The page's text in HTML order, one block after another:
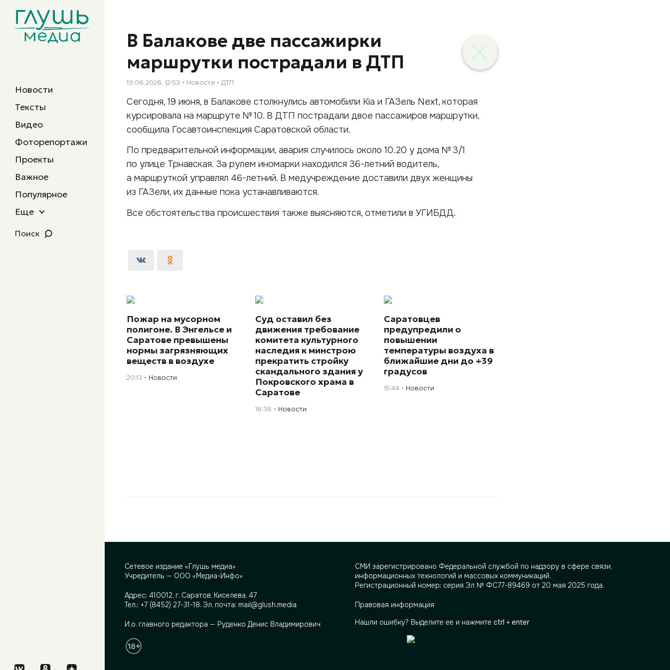
Новости
Тексты
Видео
Фоторепортажи
Проекты
Важное
Популярное
Еще
Поиск
В Балакове две пассажирки
маршрутки пострадали в ДТП
19.06.2026, 12:53 Новости ДТП
Сегодня, 19 июня, в Балакове столкнулись автомобили Kia и ГАЗель Next, которая
курсировала на маршруте № 10. В ДТП пострадали двое пассажиров маршрутки,
сообщила Госавтоинспекция Саратовской области.
По предварительной информации, авария случилось около 10.20 у дома № 3/1
по улице Трнавская. За рулем иномарки находился 36-летний водитель,
а маршруткой управлял 46-летний. В медучреждение доставили двух женщины
из ГАЗели, их данные пока устанавливаются.
Все обстоятельства происшествия также выясняются, отметили в УГИБДД.
Пожар на мусорном
полигоне. В Энгельсе и
Саратове превышены
нормы загрязняющих
веществ в воздухе
20:13 Новости
Суд оставил без
движения требование
комитета культурного
наследия к минстрою
прекратить стройку
скандального здания у
Покровского храма в
Саратове
18:38 Новости
Саратовцев
предупредили о
повышении
температуры воздуха в
ближайшие дни до +39
градусов
15:44 Новости
Сетевое издание «Глушь медиа»
Учредитель — ООО «Медиа-Инфо»
Адрес: 410012, г. Саратов, Киселева, 47
Тел.: +7 (8452) 27-31-18. Эл. почта: mail@glush.media
И.о. главного редактора — Руденко Денис Владимирович
СМИ зарегистрировано Федеральной службой по надзору в сфере связи,
информационных технологий и массовых коммуникаций.
Регистрационный номер: серия Эл № ФС77-89469 от 20 мая 2025 года.
Правовая информация
Нашли ошибку? Выделите ее и нажмите ctrl + enter